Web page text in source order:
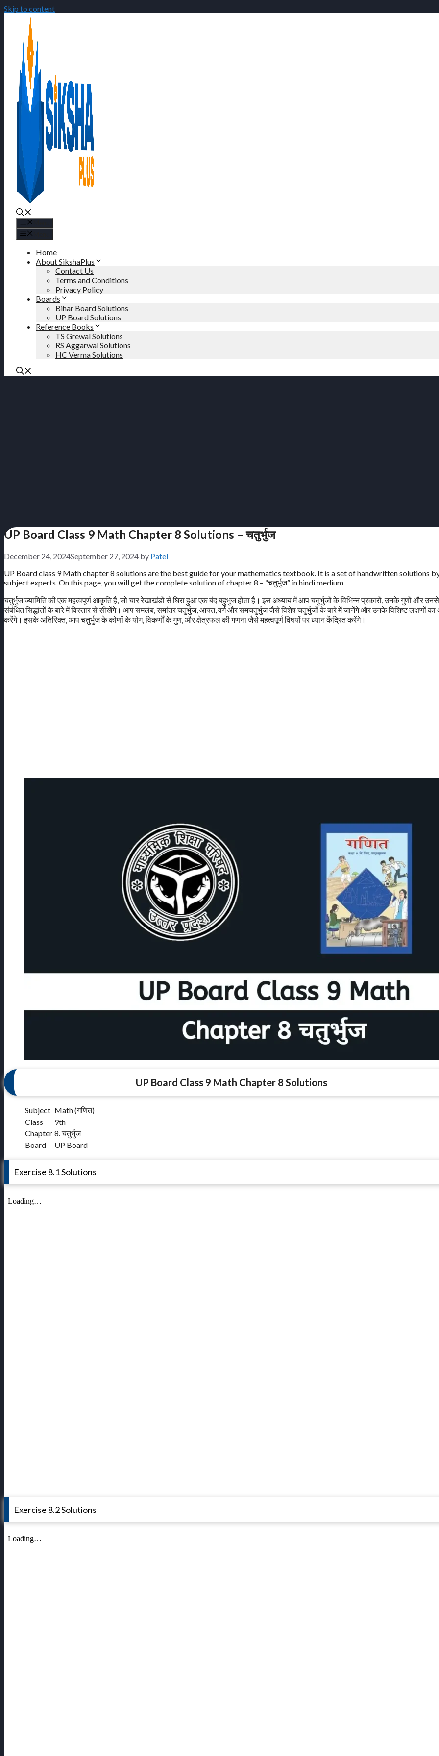
Skip to content
Home
About SikshaPlus
Contact Us
Terms and Conditions
Privacy Policy
Boards
Bihar Board Solutions
UP Board Solutions
Reference Books
TS Grewal Solutions
RS Aggarwal Solutions
HC Verma Solutions
UP Board Class 9 Math Chapter 8 Solutions – चतुर्भुज
December 24, 2024September 27, 2024 by Patel
UP Board class 9 Math chapter 8 solutions are the best guide for your mathematics textbook. It is a set of handwritten solutions
subject experts. On this page, you will get the complete solution of chapter 8 – “चतुर्भुज” in hindi medium.
चतुर्भुज ज्यामिति की एक महत्वपूर्ण आकृति है, जो चार रेखाखंडों से घिरा हुआ एक बंद बहुभुज होता है। इस अध्याय में आप चतुर्भुजों के विभिन्न प्रकारों, उनके गुणों और उनसे
संबंधित सिद्धांतों के बारे में विस्तार से सीखेंगे। आप समलंब, समांतर चतुर्भुज, आयत, वर्ग और समचतुर्भुज जैसे विशेष चतुर्भुजों के बारे में जानेंगे और उनके विशिष्ट लक्षणों
करेंगे। इसके अतिरिक्त, आप चतुर्भुज के कोणों के योग, विकर्णों के गुण, और क्षेत्रफल की गणना जैसे महत्वपूर्ण विषयों पर ध्यान केंद्रित करेंगे।
UP Board Class 9 Math Chapter 8 Solutions
Subject Math (गणित)
Class
9th
Chapter 8. चतुर्भुज
Board
UP Board
Exercise 8.1 Solutions
Exercise 8.2 Solutions